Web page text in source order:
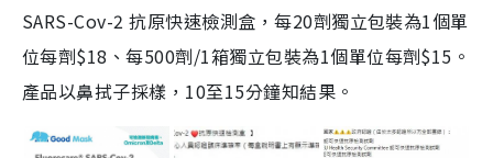
SARS-Cov-2 抗原快速檢測盒，每20劑獨立包裝為1個單
位每劑$18、每500劑/1箱獨立包裝為1個單位每劑$15。
產品以鼻拭子採樣，10至15分鐘知結果。